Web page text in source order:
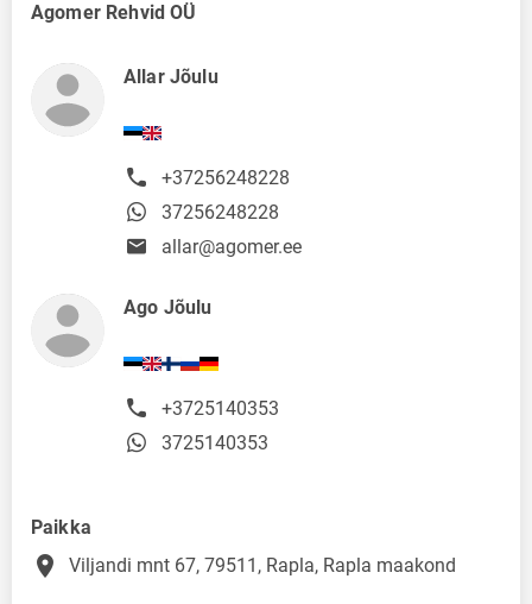
Agomer Rehvid OÜ
Allar Jõulu
+37256248228
37256248228
allar@agomer.ee
Ago Jõulu
+3725140353
3725140353
Paikka
place Viljandi mnt 67, 79511, Rapla, Rapla maakond